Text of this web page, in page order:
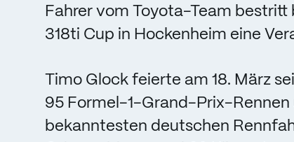
Fahrer vom Toyota-Team bestritt
318ti Cup in Hockenheim eine
Timo Glock feierte am 18. März
95 Formel-1-Grand-Prix-Rennen
bekanntesten deutschen